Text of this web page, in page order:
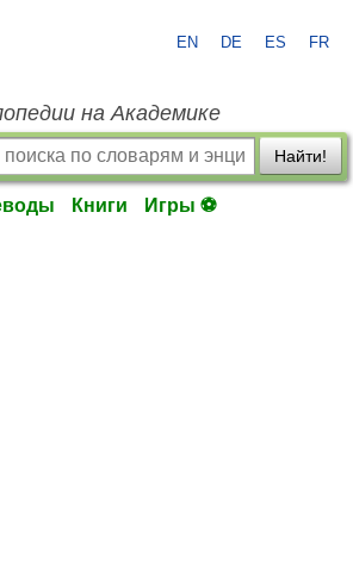
EN DE ES FR
на Академике
Найти!
Книги Игры ⚽